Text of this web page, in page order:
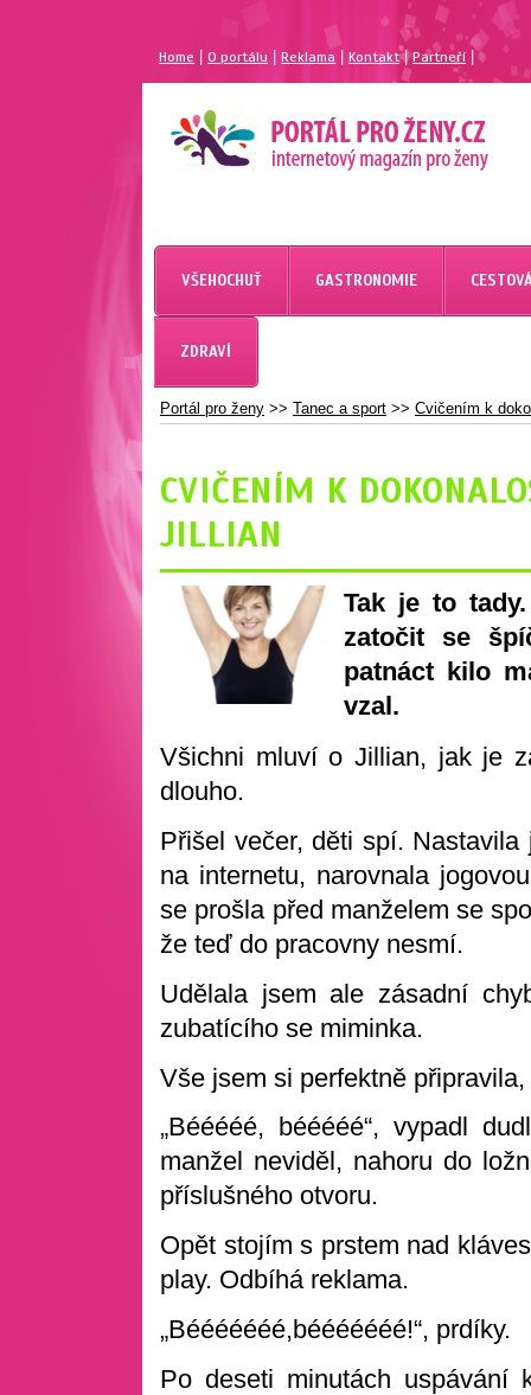
Home |O portálu Reklama Kontakt| Partneří
MAGAZÍN PRO ŽENY
PORTÁL PRO ŽENY.CZ
VŠEHOCHUŤ GASTRONOMIE
ZDRAVÍ
Portál pro ženy >> Tanec a sport >> Cvičením k
CVIČENÍM K
JILLIAN
Tak je to
zatočit se
patnáct kilo
vzal.
Všichni mluví o Jillian, jak je
dlouho.
Přišel večer, děti spí.
na internetu, narovnala
se prošla před manželem se
že teď do pracovny nesmí.
Udělala jsem ale zásadní
zubatícího se miminka.
Vše jsem si perfektně
„Bééééé, bééééé“, vypadl
manžel neviděl, nahoru do
příslušného otvoru.
Opět stojím s prstem nad
play. Odbíhá reklama.
„Bééééééé,bééééééé!“, prdíky.
Po deseti minutách uspávání